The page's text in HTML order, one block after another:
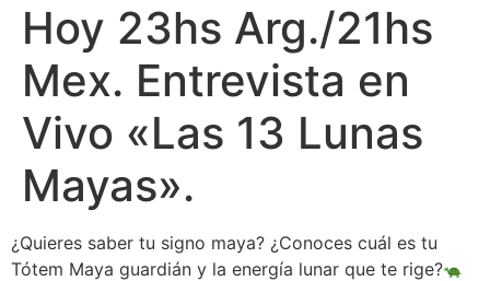
Hoy 23hs Arg./21hs
Mex. Entrevista en
Vivo «Las 13 Lunas
Mayas».
¿Quieres saber tu signo maya? ¿Conoces cuál es tu
Tótem Maya guardián y la energía lunar que te rige?